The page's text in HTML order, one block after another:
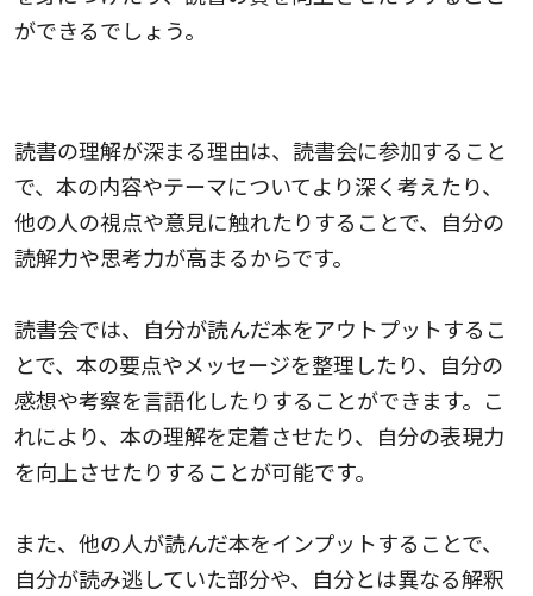
ができるでしょう。
読書の理解が深まる理由は、読書会に参加すること
で、本の内容やテーマについてより深く考えたり、
他の人の視点や意見に触れたりすることで、自分の
読解力や思考力が高まるからです。
読書会では、自分が読んだ本をアウトプットするこ
とで、本の要点やメッセージを整理したり、自分の
感想や考察を言語化したりすることができます。こ
れにより、本の理解を定着させたり、自分の表現力
を向上させたりすることが可能です。
また、他の人が読んだ本をインプットすることで、
自分が読み逃していた部分や、自分とは異なる解釈